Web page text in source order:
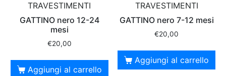
TRAVESTIMENTI
GATTINO nero 12-24
mesi
€20,00
Aggiungi al carrello
TRAVESTIMENTI
GATTINO nero 7-12 mesi
€20,00
Aggiungi al carrello